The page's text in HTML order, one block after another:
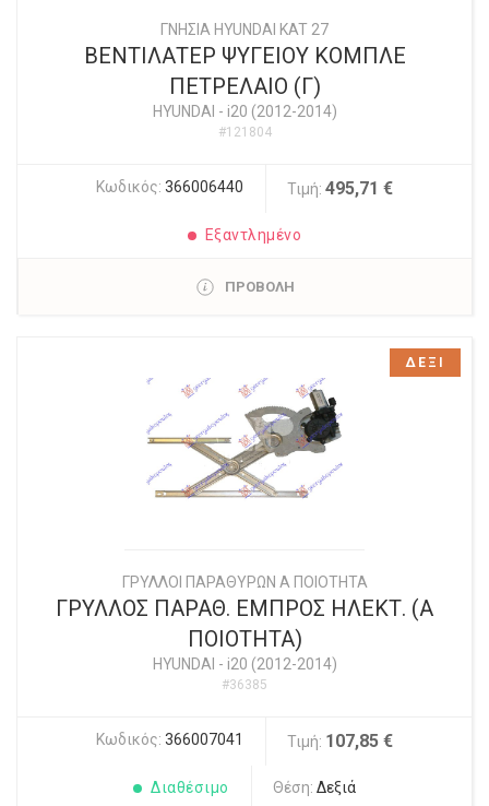
ΓΝΗΣΙΑ HYUNDAI KAT 27
ΒΕΝΤΙΛΑΤΕΡ ΨΥΓΕΙΟΥ ΚΟΜΠΛΕ
ΠΕΤΡΕΛΑΙΟ (Γ)
HYUNDAI - i20 (2012-2014)
#121804
Κωδικός: 366006440 Τιμή: 495,71 €
Εξαντλημένο
ΠΡΟΒΟΛΗ
ΓΡΥΛΛΟΙ ΠΑΡΑΘΥΡΩΝ Α ΠΟΙΟΤΗΤΑ
ΓΡΥΛΛΟΣ ΠΑΡΑΘ. ΕΜΠΡΟΣ ΗΛΕΚΤ. (Α
ΠΟΙΟΤΗΤΑ)
HYUNDAI - i20 (2012-2014)
#36385
Κωδικός: 366007041 Τιμή: 107,85 €
Διαθέσιμο Θέση: Δεξιά
ΔΕΞΙ